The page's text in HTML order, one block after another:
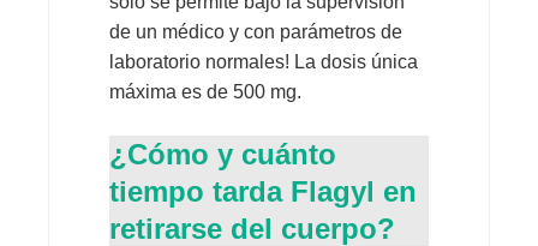
de un médico y con parámetros de
laboratorio normales! La dosis única
máxima es de 500 mg.
¿Cómo y cuánto
tiempo tarda Flagyl en
retirarse del cuerpo?